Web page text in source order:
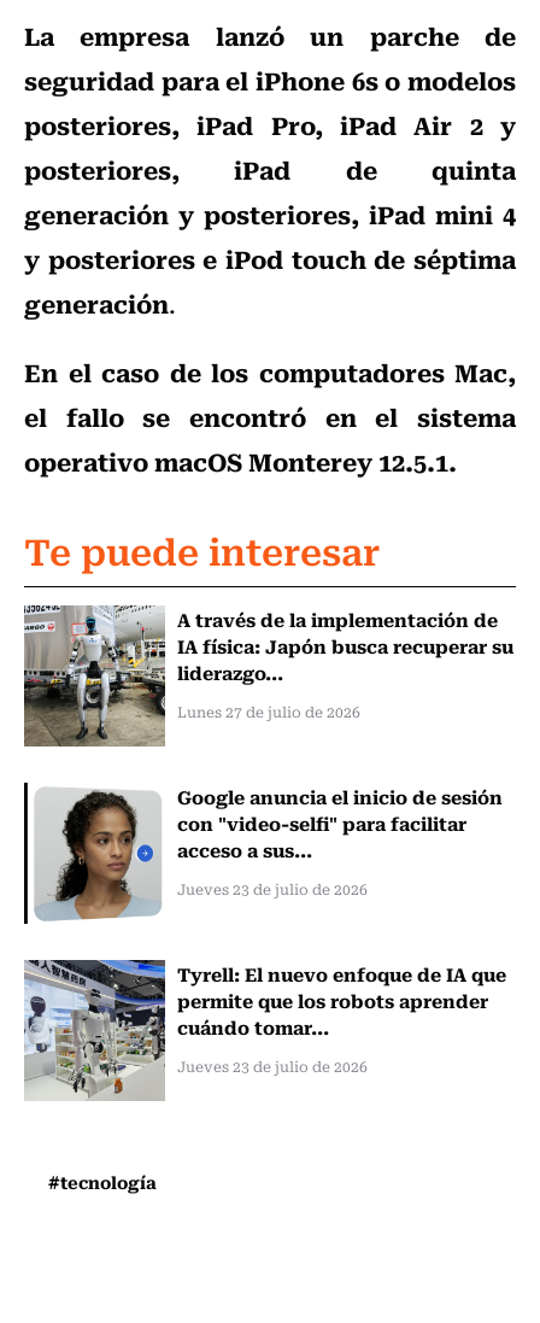
La empresa lanzó un parche de
seguridad para el iPhone 6s o modelos
posteriores, iPad Pro, iPad Air 2 y
posteriores, iPad de quinta
generación y posteriores, iPad mini 4
y posteriores e iPod touch de séptima
generación.
En el caso de los computadores Mac,
el fallo se encontró en el sistema
operativo macOS Monterey 12.5.1.
Te puede interesar
A través de la implementación de
IA física: Japón busca recuperar su
liderazgo...
Lunes 27 de julio de 2026
Google anuncia el inicio de sesión
con "video-selfi" para facilitar
acceso a sus...
Jueves 23 de julio de 2026
Tyrell: El nuevo enfoque de IA que
permite que los robots aprender
cuándo tomar...
Jueves 23 de julio de 2026
#tecnología